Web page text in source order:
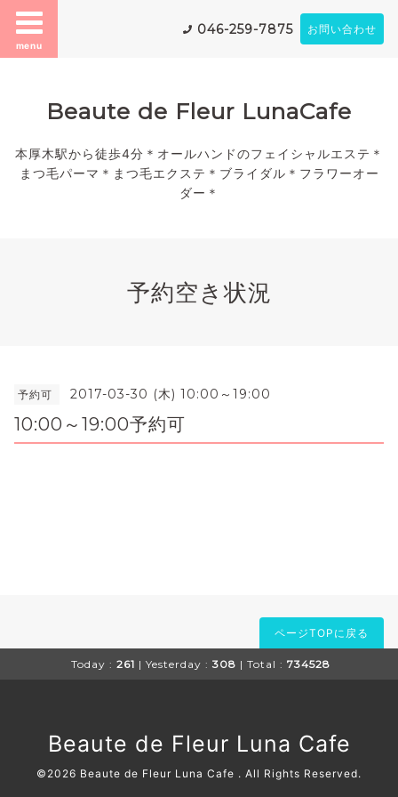
menu
046-259-7875 お問い合わせ
Beaute de Fleur LunaCafe
本厚木駅から徒歩4分＊オールハンドのフェイシャルエステ＊
まつ毛パーマ＊まつ毛エクステ＊ブライダル＊フラワーオー
ダー＊
予約空き状況
予約可 2017-03-30 (木) 10:00～19:00
10:00～19:00予約可
ページTOPに戻る
Today : 261 | Yesterday : 308 | Total : 734528
Beaute de Fleur Luna Cafe
©2026 Beaute de Fleur Luna Cafe . All Rights Reserved.